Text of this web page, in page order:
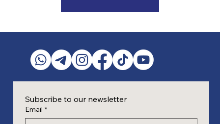
Subscribe to our newsletter
Email *